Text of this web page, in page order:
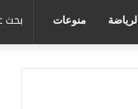
الرياضة منوعات